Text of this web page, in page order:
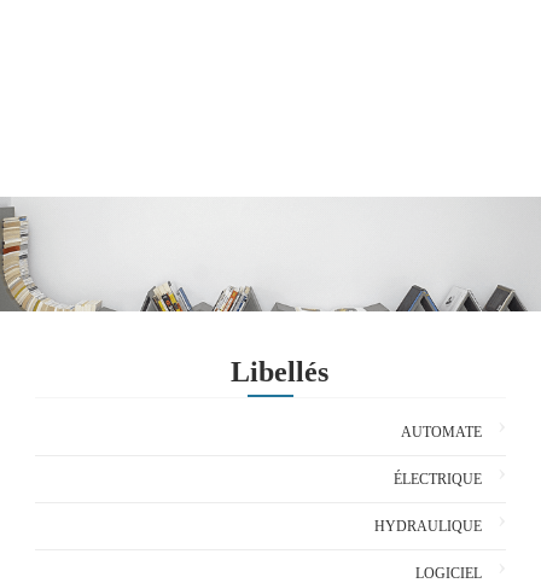
Libellés
AUTOMATE
ÉLECTRIQUE
HYDRAULIQUE
LOGICIEL